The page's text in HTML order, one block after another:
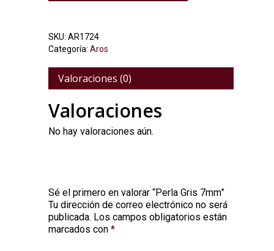
SKU: AR1724
Categoría: Aros
Valoraciones (0)
Valoraciones
No hay valoraciones aún.
Sé el primero en valorar “Perla Gris 7mm”
Tu dirección de correo electrónico no será
publicada. Los campos obligatorios están
marcados con *
Alternative: